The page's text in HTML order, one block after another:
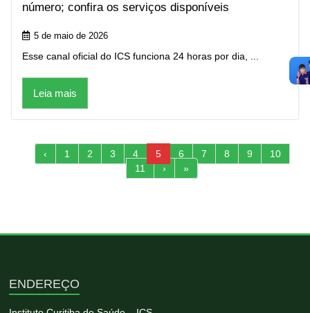
número; confira os serviços disponíveis
5 de maio de 2026
Esse canal oficial do ICS funciona 24 horas por dia, ...
Leia mais
‹ 1 2 3 4 5 6 7 8 9
10
11
› »
ENDEREÇO